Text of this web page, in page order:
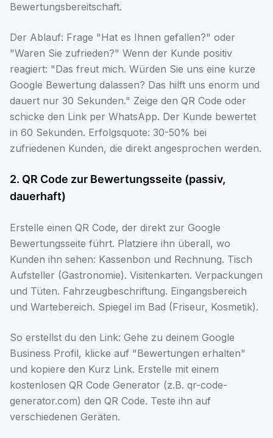
Bewertungsbereitschaft.
Der Ablauf: Frage "Hat es Ihnen gefallen?" oder
"Waren Sie zufrieden?" Wenn der Kunde positiv
reagiert: "Das freut mich. Würden Sie uns eine kurze
Google Bewertung dalassen? Das hilft uns enorm und
dauert nur 30 Sekunden." Zeige den QR Code oder
schicke den Link per WhatsApp. Der Kunde bewertet
in 60 Sekunden. Erfolgsquote: 30-50% bei
zufriedenen Kunden, die direkt angesprochen werden.
2. QR Code zur Bewertungsseite (passiv,
dauerhaft)
Erstelle einen QR Code, der direkt zur Google
Bewertungsseite führt. Platziere ihn überall, wo
Kunden ihn sehen: Kassenbon und Rechnung. Tisch
Aufsteller (Gastronomie). Visitenkarten. Verpackungen
und Tüten. Fahrzeugbeschriftung. Eingangsbereich
und Wartebereich. Spiegel im Bad (Friseur, Kosmetik).
So erstellst du den Link: Gehe zu deinem Google
Business Profil, klicke auf "Bewertungen erhalten"
und kopiere den Kurz Link. Erstelle mit einem
kostenlosen QR Code Generator (z.B. qr-code-
generator.com) den QR Code. Teste ihn auf
verschiedenen Geräten.